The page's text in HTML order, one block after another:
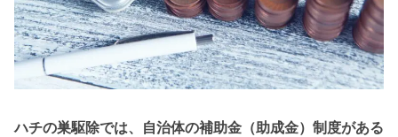
ハチの巣駆除では、自治体の補助金（助成金）制度がある